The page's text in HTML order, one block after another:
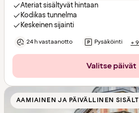
Ateriat sisältyvät hintaan
Kodikas tunnelma
Keskeinen sijainti
24 h vastaanotto Pysäköinti +
Valitse päivät
AAMIAINEN JA PÄIVÄLLINEN